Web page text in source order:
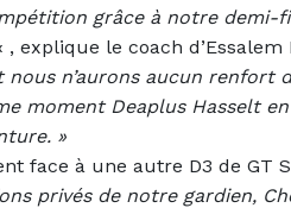
grâce à notre demi-
, explique le coach d’Essalem
n’aurons aucun renfort
moment Deaplus Hasselt en
»
face à une autre D3 de GT
privés de notre gardien,